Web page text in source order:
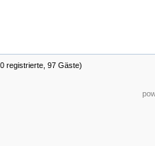
registrierte, 97 Gäste)